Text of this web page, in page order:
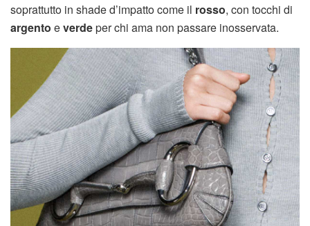
soprattutto in shade d’impatto come il rosso, con tocchi di
argento everdeper chi ama non passare inosservata.